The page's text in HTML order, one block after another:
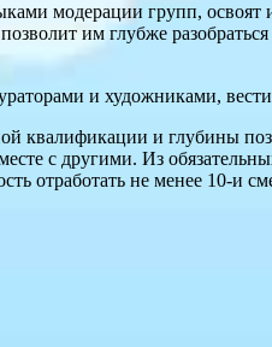
модерации групп,
им глубже
и художниками,
квалификации и глубины
с другими. Из
отработать не менее 10-и